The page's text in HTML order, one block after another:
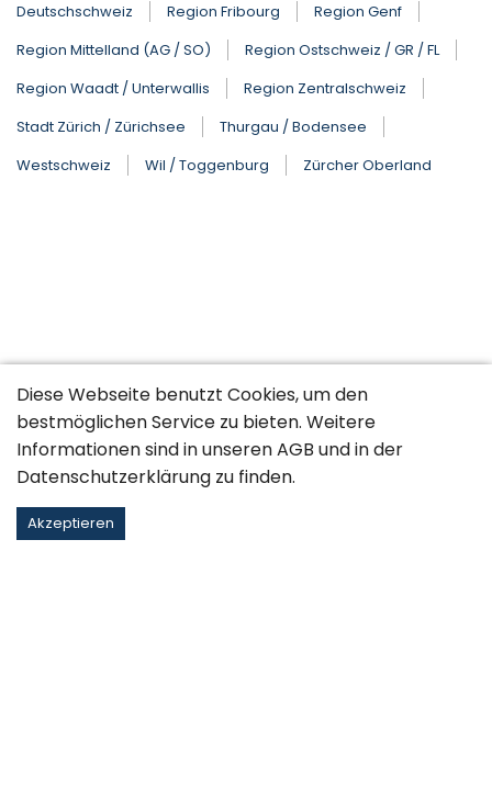
Deutschschweiz Region Fribourg
Region Genf
Region Mittelland (AG / SO)
Region Ostschweiz / GR / FL
Region Waadt / Unterwallis
Region Zentralschweiz
Stadt Zürich / Zürichsee
Thurgau / Bodensee
Westschweiz
Wil / Toggenburg Zürcher Oberland
Diese Webseite benutzt Cookies, um den
bestmöglichen Service zu bieten. Weitere
Informationen sind in unserenAGB und in der
Datenschutzerklärung zu finden.
Akzeptieren